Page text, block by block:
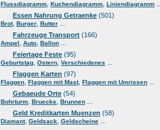
Flussdiagramm Kuchendiagramm Liniendiagramm
Essen Nahrung Getraenke (501)
Brot, Burger Butter
Fahrzeuge Transport (166)
Ampel Auto Ballon
Feiertage Feste (95)
Geburtstag Ostern Verschiedenes
Flaggen Karten (97)
Flaggen Flaggen mit Mast, Flaggen mit Umrissen
Gebaeude Orte (54)
Bohrturm Bruecke Brunnen
Geld Kreditkarten Muenzen (58)
Diamant, Geldsack Geldscheine